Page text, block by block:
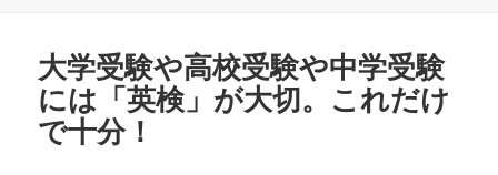
ー
大学受験や高校受験や中学受験
には「英検」が大切。これだけ
で十分！